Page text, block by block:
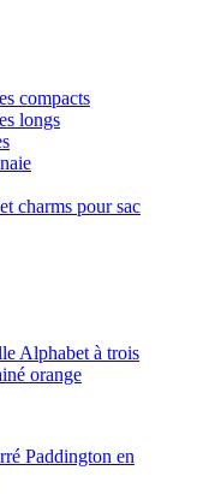
compacts
longs
charms pour sac